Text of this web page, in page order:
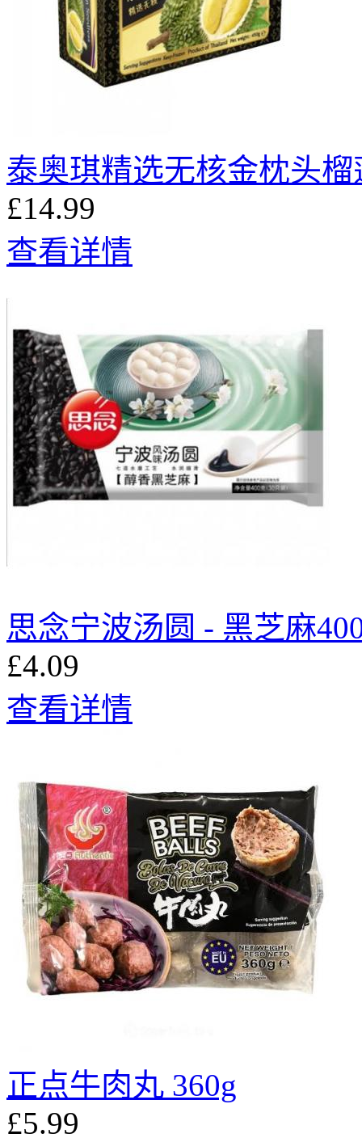
泰奥琪精选无核金枕头榴
£14.99
查看详情
思念宁波汤圆 - 黑芝麻
£4.09
查看详情
正点牛肉丸 360g
£5.99